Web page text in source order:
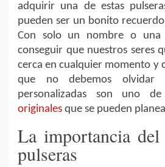
adquirir una de estas
pueden ser un bonito
Con solo un nombre o una
conseguir que nuestros seres
cerca en cualquier momento y
que no debemos olvidar
personalizadas son uno
originales que se pueden
La importancia
pulseras